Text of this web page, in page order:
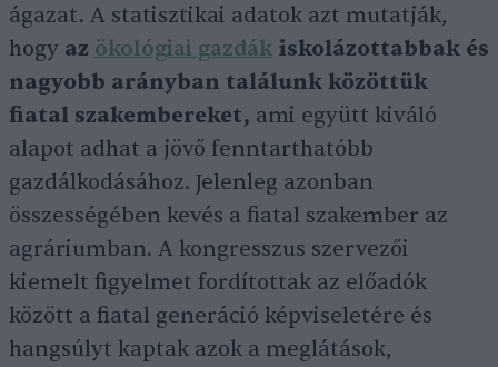
ágazat. A statisztikai adatok azt mutatják,
hogy az ökológiai gazdák iskolázottabbak és
nagyobb arányban találunk közöttük
fiatal szakembereket, ami együtt kiváló
alapot adhat a jövő fenntarthatóbb
gazdálkodásához. Jelenleg azonban
összességében kevés a fiatal szakember az
agráriumban. A kongresszus szervezői
kiemelt figyelmet fordítottak az előadók
között a fiatal generáció képviseletére és
hangsúlyt kaptak azok a meglátások,